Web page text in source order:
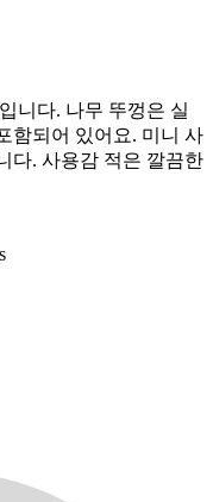
니다. 나무 뚜껑은 실
함되어 있어요. 미니 사
다. 사용감 적은 깔끔한